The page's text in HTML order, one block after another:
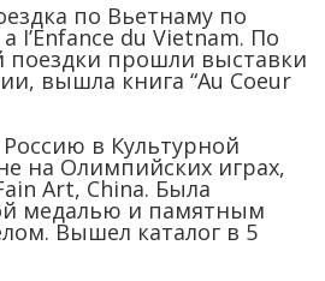
по Вьетнаму по
I’Enfance du Vietnam. По
поездки прошли выставки
вышла книга “Au Coeur
в Культурной
на Олимпийских играх,
Art, China. Была
медалью и памятным
Вышел каталог в 5